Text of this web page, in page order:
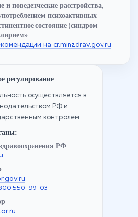
и поведенческие расстройства,
психоактивных
состояние (синдром
на cr.minzdrav.gov.ru
регулирование
осуществляется в
РФ и
контролем.
РФ
550-99-03